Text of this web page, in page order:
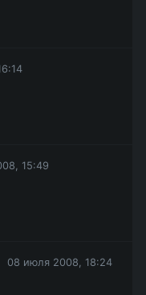
15:49
08 июля 2008, 18:24